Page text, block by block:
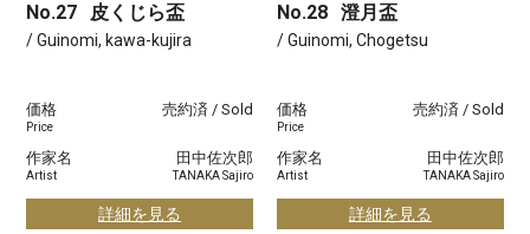
No.27 皮くじら盃
/ Guinomi, kawa-kujira
価格
Price
売約済 / Sold
作家名
Artist
田中佐次郎
TANAKA Sajiro
詳細を見る
No.28 澄月盃
/ Guinomi, Chogetsu
価格
Price
売約済 / Sold
作家名
Artist
田中佐次郎
TANAKA Sajiro
詳細を見る